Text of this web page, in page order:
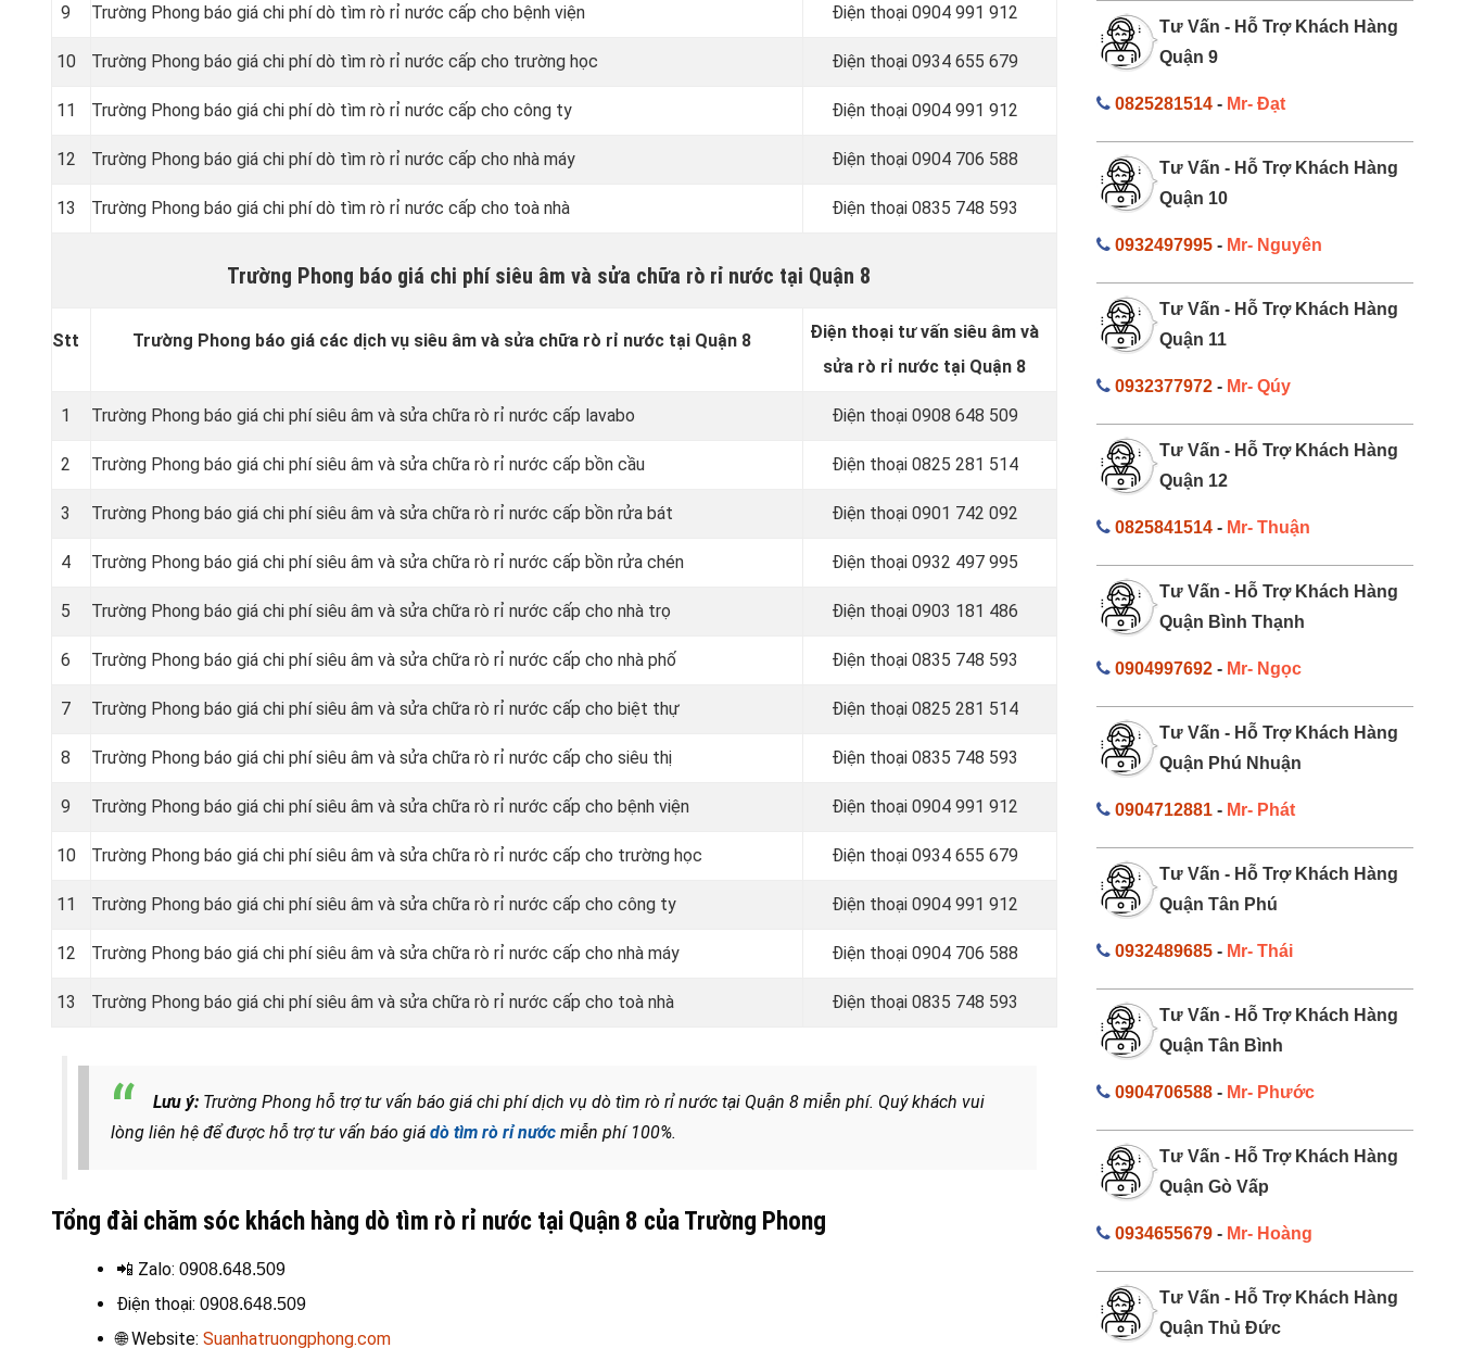
9 Trường Phong báo giá chi phí dò tìm rò rỉ nước cấp cho bệnh viện Điện thoại0904 991 912
10 Trường Phong báo giá chi phí dò tìm rò rỉ nước cấp cho trường học Điện thoại 0934 655 679
11 Trường Phong báo giá chi phí dò tìm rò rỉ nước cấp cho công ty Điện thoại 0904 991 912
12 Trường Phong báo giá chi phí dò tìm rò rỉ nước cấp cho nhà máy Điện thoại0904 706 588
13 Trường Phong báo giá chi phí dò tìm rò rỉ nước cấp cho toà nhà Điện thoại0835 748 593
Trường Phong báo giá chi phí siêu âm và sửa chữa rò rỉ nước tại Quận 8
Stt Trường Phong báo giá các dịch vụ siêu âm và sửa chữa rò rỉ nước tại Quận 8
Điện thoại tư vấn siêu âm và
sửa rò rỉ nước tại Quận 8
1 Trường Phong báo giá chi phí siêu âm và sửa chữa rò rỉ nước cấp lavabo Điện thoại0908 648 509
2 Trường Phong báo giá chi phí siêu âm và sửa chữa rò rỉ nước cấp bồn cầu Điện thoại0825 281 514
3 Trường Phong báo giá chi phí siêu âm và sửa chữa rò rỉ nước cấp bồn rửa bát Điện thoại0901 742 092
4 Trường Phong báo giá chi phí siêu âm và sửa chữa rò rỉ nước cấp bồn rửa chén Điện thoại0932 497 995
5 Trường Phong báo giá chi phí siêu âm và sửa chữa rò rỉ nước cấp cho nhà trọ Điện thoại0903 181 486
6 Trường Phong báo giá chi phí siêu âm và sửa chữa rò rỉ nước cấp cho nhà phố Điện thoại0835 748 593
7 Trường Phong báo giá chi phí siêu âm và sửa chữa rò rỉ nước cấp cho biệt thự Điện thoại0825 281 514
8 Trường Phong báo giá chi phí siêu âm và sửa chữa rò rỉ nước cấp cho siêu thị Điện thoại0835 748 593
9 Trường Phong báo giá chi phí siêu âm và sửa chữa rò rỉ nước cấp cho bệnh viện Điện thoại0904 991 912
10 Trường Phong báo giá chi phí siêu âm và sửa chữa rò rỉ nước cấp cho trường học Điện thoại 0934 655 679
11 Trường Phong báo giá chi phí siêu âm và sửa chữa rò rỉ nước cấp cho công ty Điện thoại 0904 991 912
12 Trường Phong báo giá chi phí siêu âm và sửa chữa rò rỉ nước cấp cho nhà máy Điện thoại0904 706 588
13 Trường Phong báo giá chi phí siêu âm và sửa chữa rò rỉ nước cấp cho toà nhà Điện thoại0835 748 593
Lưu ý: Trường Phong hỗ trợ tư vấn báo giá chi phí dịch vụ dò tìm rò rỉ nước tại Quận 8 miễn phí. Quý khách vui
lòng liên hệ để được hỗ trợ tư vấn báo giá dò tìm rò rỉ nước miễn phí 100%.
Tổng đài chăm sóc khách hàng dò tìm rò rỉ nước tại Quận 8 của Trường Phong
📲 Zalo: 0908.648.509
Điện thoại: 0908.648.509
🌐 Website: Suanhatruongphong.com
Tư Vấn - Hỗ Trợ Khách Hàng
Quận 9
0825281514- Mr- Đạt
Tư Vấn - Hỗ Trợ Khách Hàng
Quận 10
0932497995- Mr- Nguyên
Tư Vấn - Hỗ Trợ Khách Hàng
Quận 11
0932377972- Mr- Qúy
Tư Vấn - Hỗ Trợ Khách Hàng
Quận 12
0825841514- Mr- Thuận
Tư Vấn - Hỗ Trợ Khách Hàng
Quận Bình Thạnh
0904997692- Mr- Ngọc
Tư Vấn - Hỗ Trợ Khách Hàng
Quận Phú Nhuận
0904712881- Mr- Phát
Tư Vấn - Hỗ Trợ Khách Hàng
Quận Tân Phú
0932489685- Mr- Thái
Tư Vấn - Hỗ Trợ Khách Hàng
Quận Tân Bình
0904706588- Mr- Phước
Tư Vấn - Hỗ Trợ Khách Hàng
Quận Gò Vấp
0934655679- Mr- Hoàng
Tư Vấn - Hỗ Trợ Khách Hàng
Quận Thủ Đức